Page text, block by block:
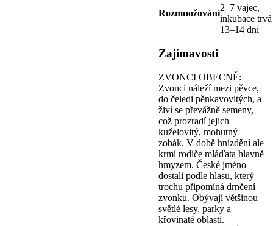
Rozmnožování
2–7 vajec,
inkubace trvá
13–14 dní
Zajímavosti
ZVONCI OBECNĚ:
Zvonci náleží mezi pěvce,
do čeledi pěnkavovitých, a
živí se převážně semeny,
což prozradí jejich
kuželovitý, mohutný
zobák. V době hnízdění ale
krmí rodiče mláďata hlavně
hmyzem. České jméno
dostali podle hlasu, který
trochu připomíná drnčení
zvonku. Obývají většinou
světlé lesy, parky a
křovinaté oblasti.